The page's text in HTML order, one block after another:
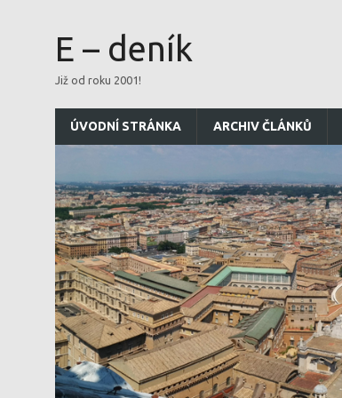
E – deník
Již od roku 2001!
ÚVODNÍ STRÁNKA ARCHIV ČLÁNKŮ